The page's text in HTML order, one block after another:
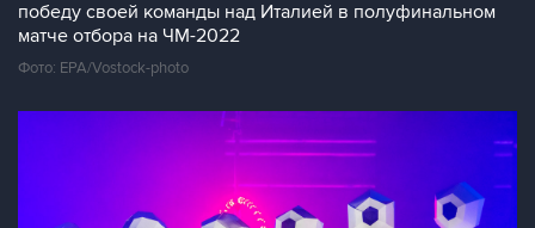
победу своей команды над Италией в полуфинальном
матче отбора на ЧМ-2022
Фото: EPA/Vostock-photo